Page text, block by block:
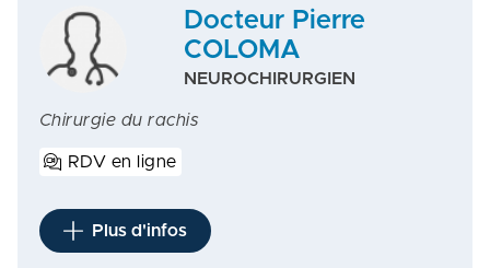
Docteur Pierre
COLOMA
NEUROCHIRURGIEN
Chirurgie du rachis
RDV en ligne
Plus d'infos